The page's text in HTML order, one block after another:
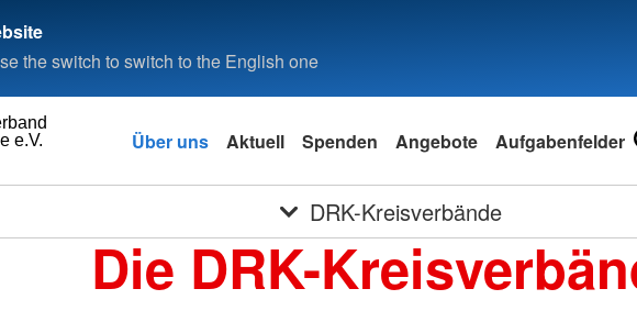
the switch to switch to the English one
e.V. Über uns Aktuell Spenden Angebote Aufgabenfelder
DRK-Kreisverbände
Die DRK-